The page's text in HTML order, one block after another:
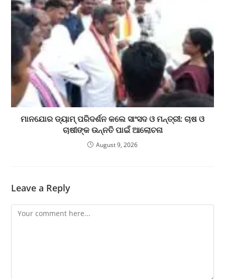
ମାନଯୋର ଡ୍ୟାମ୍ ପରିଦର୍ଶନ କଲେ ସାଂସଦ ଓ ମନ୍ତ୍ରୀ: ଚାଷ ଓ
ଚାଷୀଙ୍କ ଉନ୍ନତି ପାଇଁ ଆଲୋଚନା
August 9, 2026
Leave a Reply